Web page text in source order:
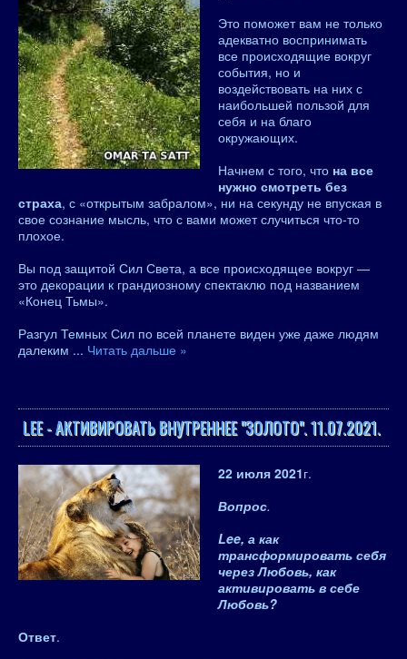
Это поможет вам не только
адекватно воспринимать
все происходящие вокруг
события, но и
воздействовать на них с
наибольшей пользой для
себя и на благо
окружающих.
Начнем с того, что на все
нужно смотреть без
страха, с «открытым забралом», ни на секунду не впуская в
свое сознание мысль, что с вами может случиться что-то
плохое.
Вы под защитой Сил Света, а все происходящее вокруг —
это декорации к грандиозному спектаклю под названием
«Конец Тьмы».
Разгул Темных Сил по всей планете виден уже даже людям
далеким ... Читать дальше »
LEE - АКТИВИРОВАТЬ ВНУТРЕННЕЕ "ЗОЛОТО". 11.07.2021.
22 июля 2021г.
Вопрос.
Lee, а как
трансформировать себя
через Любовь, как
активировать в себе
Любовь?
Ответ.